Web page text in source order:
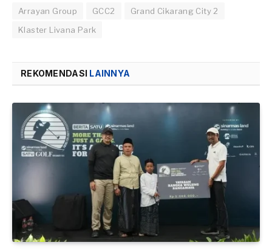
Arrayan Group GCC2
Grand Cikarang City 2
Klaster Livana Park
REKOMENDASI LAINNYA